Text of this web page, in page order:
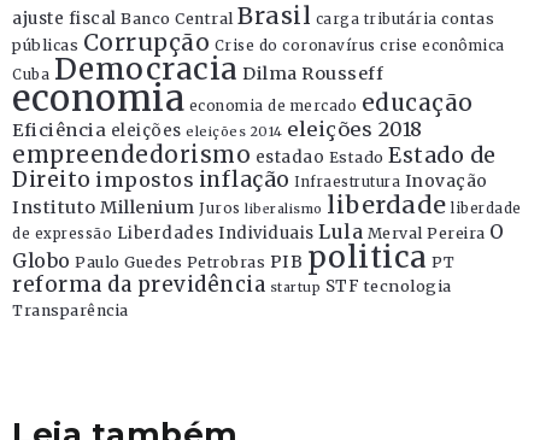
ajuste fiscal Banco Central Brasil carga tributária contas
públicas Corrupção Crise do coronavírus crise econômica
Cuba Democracia Dilma Rousseff
economia economia de mercado educação
Eficiência eleições eleições 2014 eleições 2018
empreendedorismo estadao Estado Estado de
Direito impostos inflação Infraestrutura Inovação
Instituto Millenium Juros liberalismo liberdade liberdade
de expressão Liberdades Individuais Lula Merval Pereira O
Globo Paulo Guedes Petrobras PIB politica PT
reforma da previdência startup STF tecnologia
Transparência